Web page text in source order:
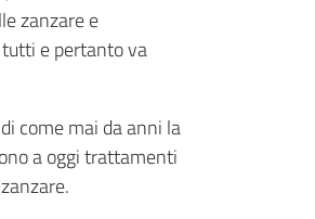
zanzare e
e pertanto va
come mai da anni la
a oggi trattamenti